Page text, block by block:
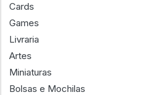
Cards
Games
Livraria
Artes
Miniaturas
Bolsas e Mochilas